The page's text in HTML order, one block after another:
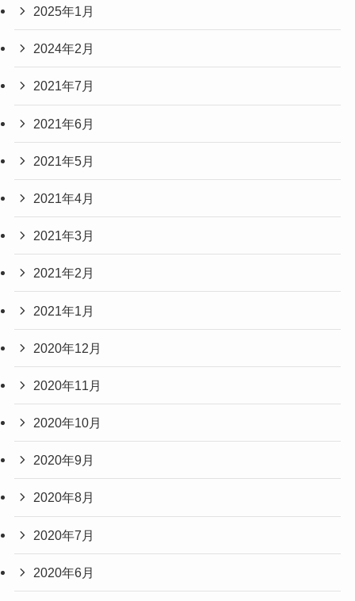
2025年1月
2024年2月
2021年7月
2021年6月
2021年5月
2021年4月
2021年3月
2021年2月
2021年1月
2020年12月
2020年11月
2020年10月
2020年9月
2020年8月
2020年7月
2020年6月